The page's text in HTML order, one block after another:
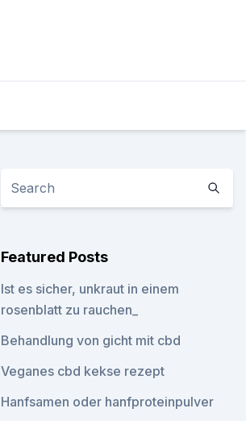
Featured Posts
Ist es sicher, unkraut in einem
rosenblatt zu rauchen_
Behandlung von gicht mit cbd
Veganes cbd kekse rezept
Hanfsamen oder hanfproteinpulver